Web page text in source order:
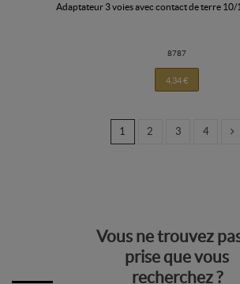
adaptateur 3 voies avec contact de terre
8787
4,34 €
1 2 3 4
Vous ne trouvez
prise que vous
recherchez ?